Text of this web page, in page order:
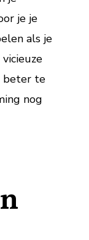
je je
als je
beter te
nog